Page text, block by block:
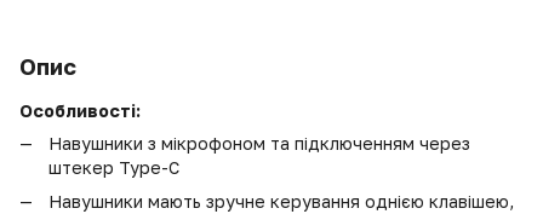
Опис
Особливості:
Навушники з мікрофоном та підключенням через
штекер Type-C
Навушники мають зручне керування однією клавішею,